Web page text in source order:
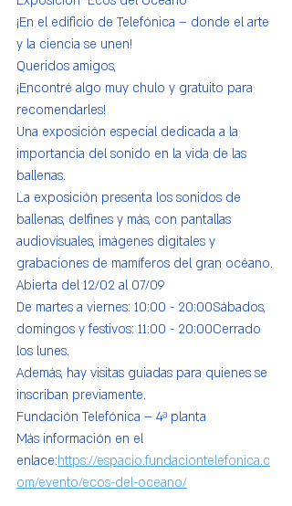
¡En el edificio de Telefónica – donde el arte
y la ciencia se unen!
Queridos amigos,
¡Encontré algo muy chulo y gratuito para
recomendarles!
Una exposición especial dedicada a la
importancia del sonido en la vida de las
ballenas.
La exposición presenta los sonidos de
ballenas, delfines y más, con pantallas
audiovisuales, imágenes digitales y
grabaciones de mamíferos del gran océano.
Abierta del 12/02 al 07/09
De martes a viernes: 10:00 - 20:00Sábados,
domingos y festivos: 11:00 - 20:00Cerrado
los lunes.
Además, hay visitas guiadas para quienes se
inscriban previamente.
Fundación Telefónica – 4ª planta
Más información en el
enlace:https://espacio.fundaciontelefonica.c
om/evento/ecos-del-oceano/